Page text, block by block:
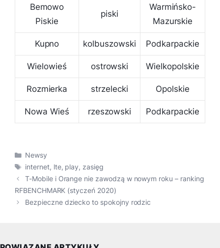
Bemowo
Piskie
piski
Warmińsko-
Mazurskie
Kupno kolbuszowski Podkarpackie
Wielowieś ostrowski Wielkopolskie
Rozmierka strzelecki Opolskie
Nowa Wieś rzeszowski Podkarpackie
Kategorie
Newsy
Tagi
internet, lte, play, zasięg
T-Mobile i Orange nie zawodzą w nowym roku – ranking
RFBENCHMARK (styczeń 2020)
Bezpieczne dziecko to spokojny rodzic